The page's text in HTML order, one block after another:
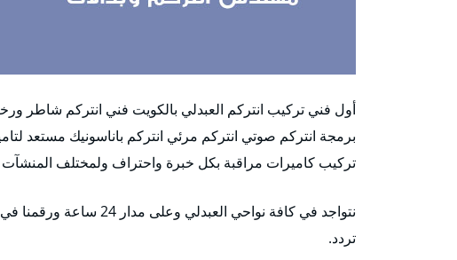
أول فني تركيب انتركم العبدلي بالكويت فني انتركم شاطر
برمجة انتركم صوتي انتركم مرئي انتركم باناسونيك مستعد
تركيب كاميرات مراقبة بكل خبرة واحتراف ولمختلف
نتواجد في كافة نواحي
تردد.